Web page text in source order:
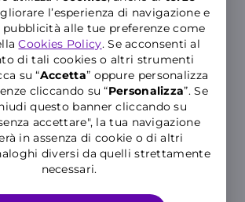
l’esperienza di navigazione e
pubblicità alle tue preferenze come
Cookies Policy. Se acconsenti al
di tali cookies o altri strumenti
su “Accetta” oppure personalizza
cliccando su “Personalizza”. Se
questo banner cliccando su
accettare", la tua navigazione
in assenza di cookie o di altri
diversi da quelli strettamente
necessari.
di segnale rispetto alla fibra
visita le pagine dedicate
(FTTC)
(FWA)
Fibra e Mobile 5Gdi
le offerteInternet WiFi a Casa